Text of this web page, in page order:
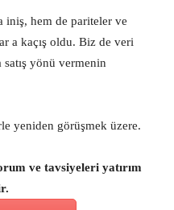
iniş, hem de pariteler ve
a kaçış oldu. Biz de veri
yönü vermenin
yeniden görüşmek üzere.
ve tavsiyeleri yatırım